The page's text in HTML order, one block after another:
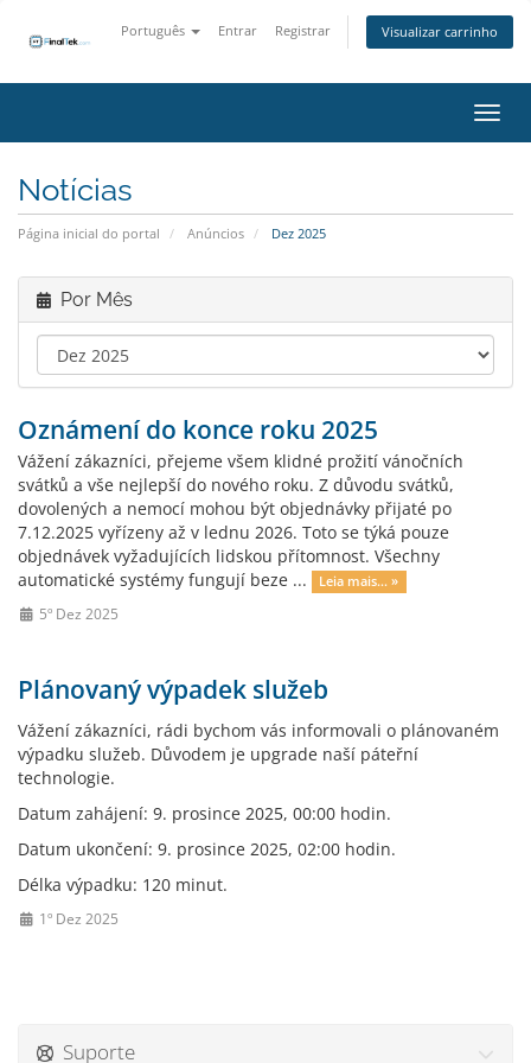
Português Entrar Registrar Visualizar carrinho
Notícias
Página inicial do portal Anúncios Dez 2025
Por Mês
Oznámení do konce roku 2025
Vážení zákazníci, přejeme všem klidné prožití vánočních
svátků a vše nejlepší do nového roku. Z důvodu svátků,
dovolených a nemocí mohou být objednávky přijaté po
7.12.2025 vyřízeny až v lednu 2026. Toto se týká pouze
objednávek vyžadujících lidskou přítomnost. Všechny
automatické systémy fungují beze ...
Leia mais... »
5º Dez 2025
Plánovaný výpadek služeb
Vážení zákazníci, rádi bychom vás informovali o plánovaném
výpadku služeb. Důvodem je upgrade naší páteřní
technologie.
Datum zahájení: 9. prosince 2025, 00:00 hodin.
Datum ukončení: 9. prosince 2025, 02:00 hodin.
Délka výpadku: 120 minut.
1º Dez 2025
Suporte